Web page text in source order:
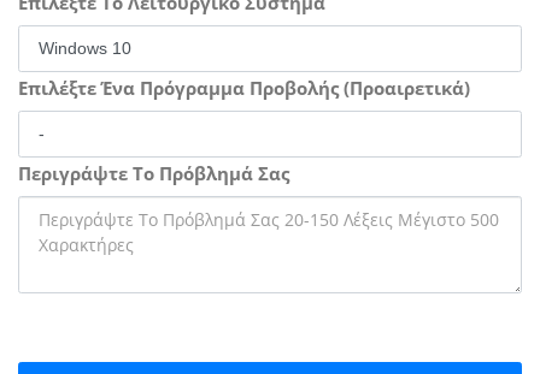
Επιλέξτε Ένα Πρόγραμμα Προβολής (Προαιρετικά)
Περιγράψτε Το Πρόβλημά Σας